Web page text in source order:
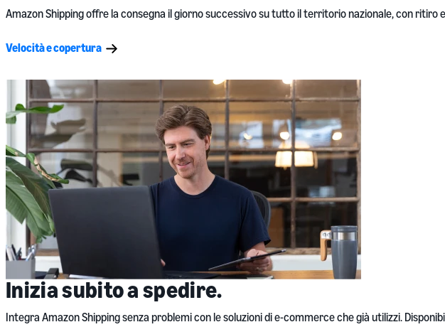
Amazon Shipping offre la consegna il giorno successivo su tutto il territorio nazionale, con ritiro
Velocità e copertura
Inizia subito a spedire.
Integra Amazon Shipping senza problemi con le soluzioni di e-commerce che già utilizzi.